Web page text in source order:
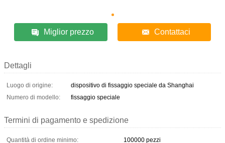
Miglior prezzo Contattaci
Dettagli
Luogo di origine:
dispositivo di fissaggio speciale da Shanghai
Numero di modello:
fissaggio speciale
Termini di pagamento e spedizione
Quantità di ordine minimo:
100000 pezzi